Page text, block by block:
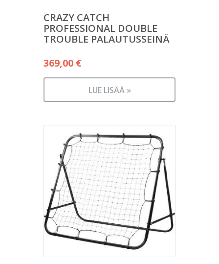
CRAZY CATCH
PROFESSIONAL DOUBLE
TROUBLE PALAUTUSSEINÄ
369,00 €
LUE LISÄÄ »